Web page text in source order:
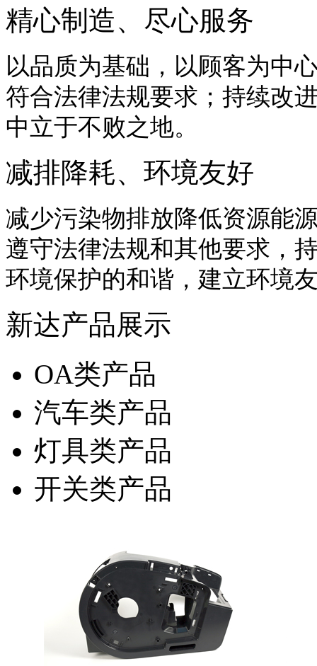
精心制造、尽心服务
以品质为基础，以顾客为中
符合法律法规要求；持续改
中立于不败之地。
减排降耗、环境友好
减少污染物排放降低资源能
遵守法律法规和其他要求，
环境保护的和谐，建立环境
新达产品展示
OA类产品
汽车类产品
灯具类产品
开关类产品